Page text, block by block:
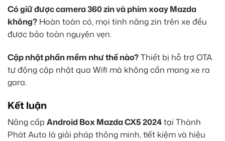
Có giữ được camera 360 zin và phím xoay Mazda
không? Hoàn toàn có, mọi tính năng zin trên xe đều
được bảo toàn nguyên vẹn.
Cập nhật phần mềm như thế nào?Thiết bị hỗ trợ OTA
tự động cập nhật qua Wifi mà không cần mang xe ra
gara.
Kết luận
Nâng cấp Android Box Mazda CX5 2024tại Thành
Phát Auto là giải pháp thông minh, tiết kiệm và hiệu